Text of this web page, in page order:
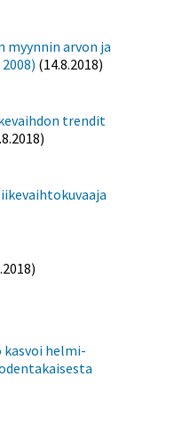
myynnin arvon ja
(14.8.2018)
trendit
helmi-